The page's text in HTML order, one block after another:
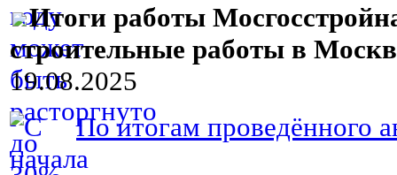
Итоги работы
строительные работы в
19.08.2025
По итогам проведённого